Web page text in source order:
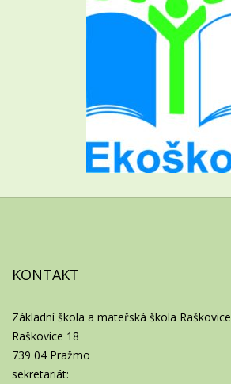
KONTAKT
Základní škola a mateřská škola Raškovice
Raškovice 18
739 04 Pražmo
sekretariát: